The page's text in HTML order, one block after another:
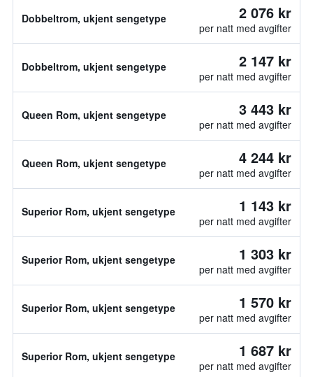
Dobbeltrom, ukjent sengetype 2 076 kr
per natt med avgifter
Dobbeltrom, ukjent sengetype 2 147 kr
per natt med avgifter
Queen Rom, ukjent sengetype 3 443 kr
per natt med avgifter
Queen Rom, ukjent sengetype 4 244 kr
per natt med avgifter
Superior Rom, ukjent sengetype 1 143 kr
per natt med avgifter
Superior Rom, ukjent sengetype 1 303 kr
per natt med avgifter
Superior Rom, ukjent sengetype 1 570 kr
per natt med avgifter
Superior Rom, ukjent sengetype 1 687 kr
per natt med avgifter